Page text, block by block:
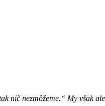
nič nezmôžeme.“ My však